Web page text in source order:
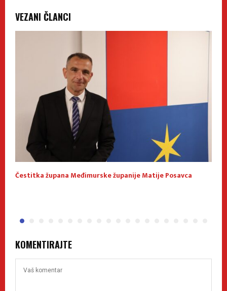
VEZANI ČLANCI
Čestitka župana Međimurske županije Matije Posavca
KOMENTIRAJTE